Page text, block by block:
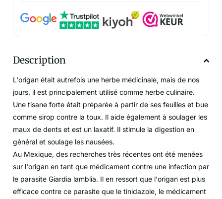
Description
L'origan était autrefois une herbe médicinale, mais de nos
jours, il est principalement utilisé comme herbe culinaire.
Une tisane forte était préparée à partir de ses feuilles et bue
comme sirop contre la toux. Il aide également à soulager les
maux de dents et est un laxatif. Il stimule la digestion en
général et soulage les nausées.
Au Mexique, des recherches très récentes ont été menées
sur l'origan en tant que médicament contre une infection par
le parasite Giardia lamblia. Il en ressort que l'origan est plus
efficace contre ce parasite que le tinidazole, le médicament